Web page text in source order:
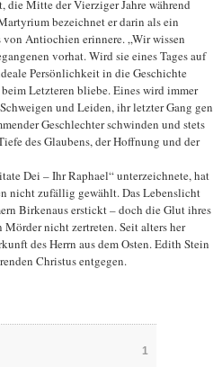
die Mitte der Vierziger Jahre während
bezeichnet er darin als ein
Antiochien erinnere. „Wir wissen
vorhat. Wird sie eines Tages auf
Persönlichkeit in die Geschichte
Letzteren bliebe. Eines wird immer
und Leiden, ihr letzter Gang gen
Geschlechter schwinden und stets
des Glaubens, der Hoffnung und der
Dei – Ihr Raphael“ unterzeichnete, hat
nicht zufällig gewählt. Das Lebenslicht
Birkenaus erstickt – doch die Glut ihres
nicht zertreten. Seit alters her
des Herrn aus dem Osten. Edith Stein
Christus entgegen.
1